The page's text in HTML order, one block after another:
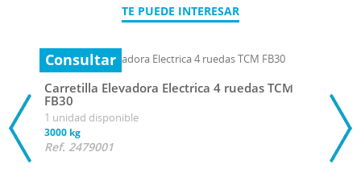
TE PUEDE INTERESAR
Consultar
Carretilla Elevadora Electrica 4 ruedas TCM
FB30
1 unidad disponible
3000 kg
Ref. 2479001